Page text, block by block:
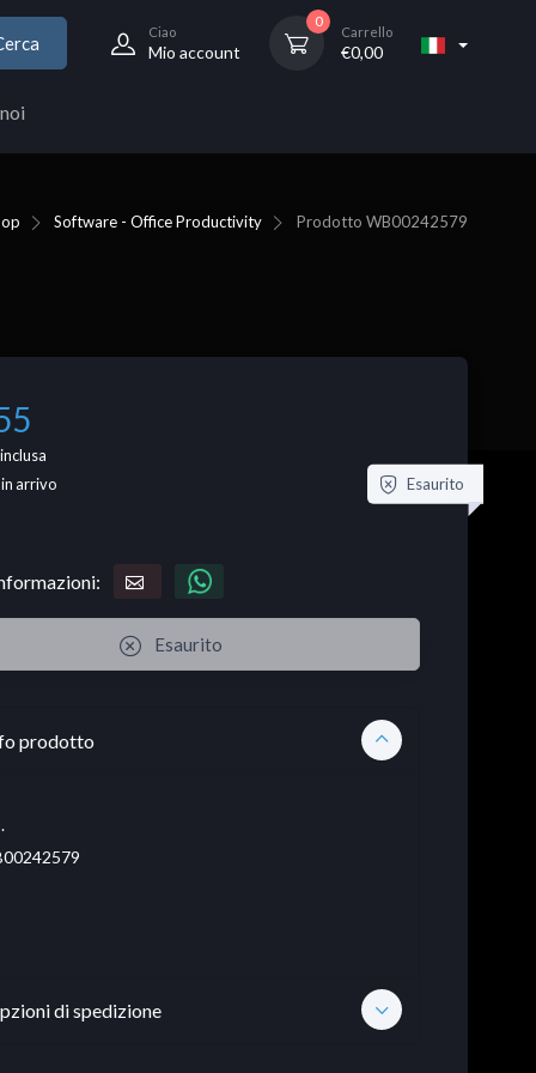
Ciao
Mio account
0
Carrello
€0,00
Software - Office Productivity Prodotto WB00242579
arrivo
Esaurito
Esaurito
prodotto
di spedizione